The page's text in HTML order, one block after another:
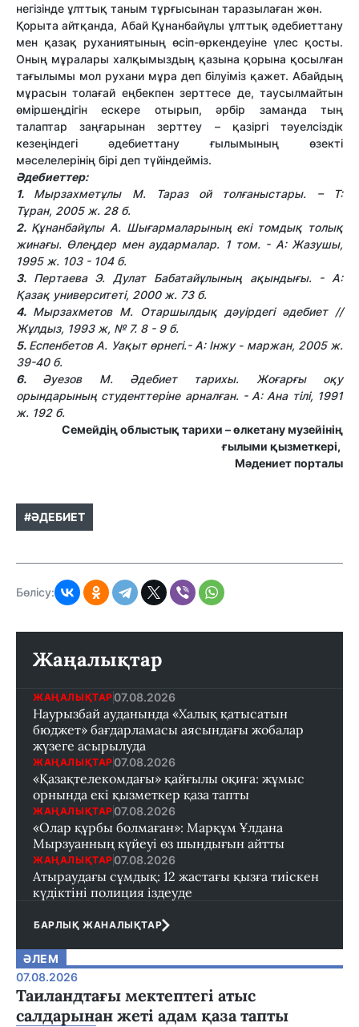
негізінде ұлттық таным тұрғысынан таразылаған жөн.
Қорыта айтқанда, Абай Құнанбайұлы ұлттық әдебиеттану
мен қазақ руханиятының өсіп-өркендеуіне үлес қосты.
Оның мұралары халқымыздың қазына қорына қосылған
тағылымы мол рухани мұра деп білуіміз қажет. Абайдың
мұрасын толағай еңбекпен зерттесе де, таусылмайтын
өміршеңдігін ескере отырып, әрбір заманда тың
талаптар заңғарынан зерттеу – қазіргі тәуелсіздік
кезеңіндегі әдебиеттану ғылымының өзекті
мәселелерінің бірі деп түйіндейміз.
Әдебиеттер:
1. Мырзахметұлы М. Тараз ой толғаныстары. – Т:
Тұран, 2005 ж. 28 б.
2. Құнанбайұлы А. Шығармаларының екі томдық толық
жинағы. Өлеңдер мен аудармалар. 1 том. - А: Жазушы,
1995 ж. 103 - 104 б.
3. Пертаева Э. Дулат Бабатайұлының ақындығы. - А:
Қазақ университеті, 2000 ж. 73 б.
4. Мырзахметов М. Отаршылдық дәуірдегі әдебиет //
Жұлдыз, 1993 ж, № 7. 8 - 9 б.
5. Еспенбетов А. Уақыт өрнегі.- А: Інжу - маржан, 2005 ж.
39-40 б.
6. Әуезов М. Әдебиет тарихы. Жоғарғы оқу
орындарының студенттеріне арналған. - А: Ана тілі, 1991
ж. 192 б.
Семейдің облыстық тарихи – өлкетану музейінің
ғылыми қызметкері,
Мәдениет порталы
#ӘДЕБИЕТ
Бөлісу:
Жаңалықтар
ЖАҢАЛЫҚТАР 07.08.2026
Наурызбай ауданында «Халық қатысатын
бюджет» бағдарламасы аясындағы жобалар
жүзеге асырылуда
ЖАҢАЛЫҚТАР 07.08.2026
«Қазақтелекомдағы» қайғылы оқиға: жұмыс
орнында екі қызметкер қаза тапты
ЖАҢАЛЫҚТАР 07.08.2026
«Олар құрбы болмаған»: Марқұм Ұлдана
Мырзуанның күйеуі өз шындығын айтты
ЖАҢАЛЫҚТАР 07.08.2026
Атыраудағы сұмдық: 12 жастағы қызға тиіскен
күдіктіні полиция іздеуде
БАРЛЫҚ ЖАНАЛЫҚТАР
ӘЛЕМ
07.08.2026
Таиландтағы мектептегі атыс
салдарынан жеті адам қаза тапты